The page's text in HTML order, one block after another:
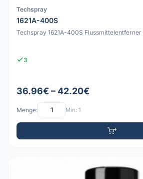
Techspray
1621A-400S
Techspray 1621A-400S Flussmittelentferner
3
36.96€ – 42.20€
Menge: Min: 1